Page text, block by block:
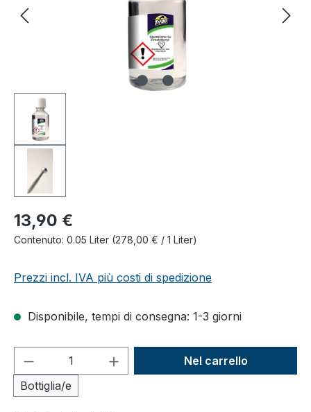
13,90 €
Contenuto: 0.05 Liter (278,00 € / 1 Liter)
Prezzi incl. IVA più costi di spedizione
Disponibile, tempi di consegna: 1-3 giorni
Quantità del prodotto: inserisci la
Bottiglia/e
Nel carrello